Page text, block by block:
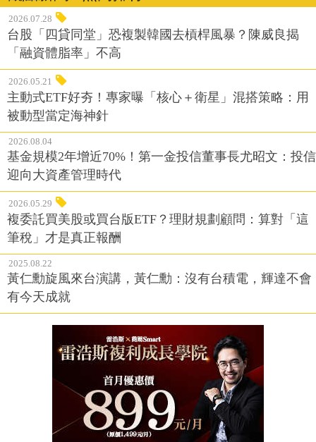
2026.07.28
台股「四貸同堂」恐複製韓國去槓桿風暴？陳威良揭
「融資體脂率」不高
2026.05.21
主動式ETF好夯！專家曝「核心＋衛星」混搭策略：用
被動型當定海神針
2026.08.04
基金規模2年增近70%！第一金投信董事長尤昭文：投信
迎向大資產管理時代
2026.05.29
複委託買美股或買台版ETF？理財規劃顧問：算對「這
筆稅」才是真正報酬
2025.08.22
黃仁勳旋風來台演講，黃仁勳：沒有台積電，輝達不會
有今天成就